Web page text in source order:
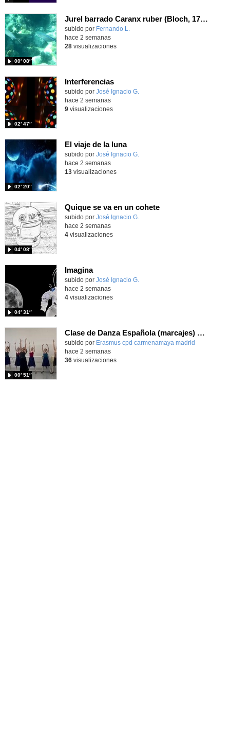
Jurel barrado Caranx ruber (Bloch, 1793)
Contenido educativo.
subido por Fernando L.
00′ 08″
hace 2 semanas
28visualizaciones
Interferencias
Contenido educativo.
subido por José Ignacio G.
02′ 47″
hace 2 semanas
9visualizaciones
El viaje de la luna
Contenido educativo.
subido por José Ignacio G.
02′ 20″
hace 2 semanas
13visualizaciones
Quique se va en un cohete
Contenido educativo.
subido por José Ignacio G.
04′ 08″
hace 2 semanas
4visualizaciones
Imagina
Contenido educativo.
subido por José Ignacio G.
04′ 31″
hace 2 semanas
4visualizaciones
Clase de Danza Española (marcajes) en intercambio Erasmus+
Contenido educativo.
subido por Erasmus cpd carmenamaya madrid
00′ 51″
hace 2 semanas
36visualizaciones